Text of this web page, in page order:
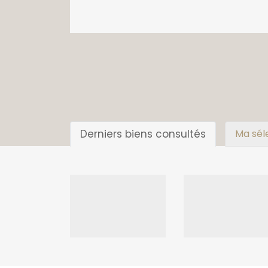
Derniers biens consultés Ma